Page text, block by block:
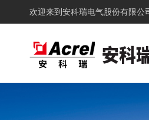
欢迎来到 安科瑞电气股份有限公